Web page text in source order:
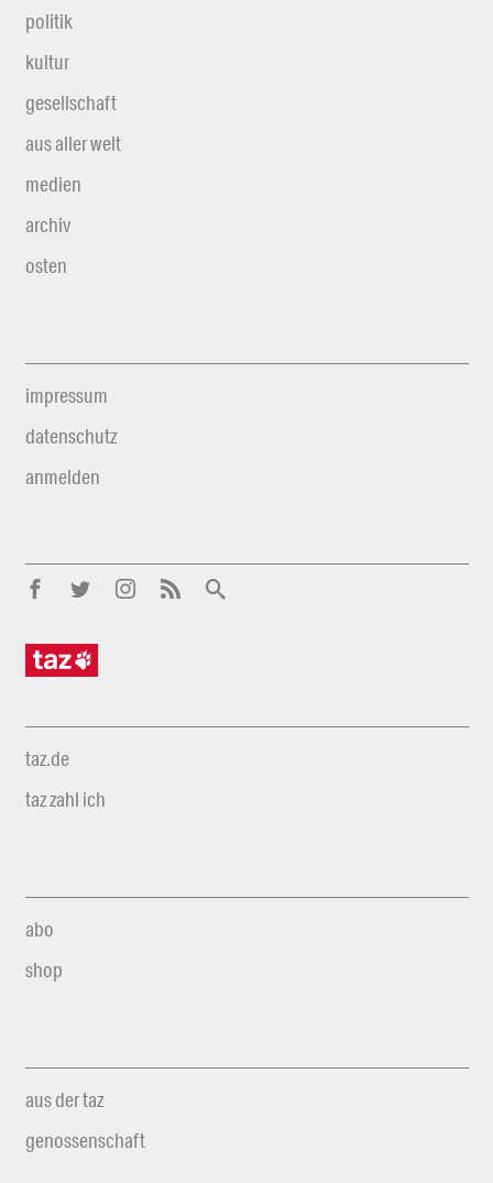
politik
kultur
gesellschaft
aus aller welt
medien
archiv
osten
impressum
datenschutz
anmelden
taz.de
taz zahl ich
abo
shop
aus der taz
genossenschaft